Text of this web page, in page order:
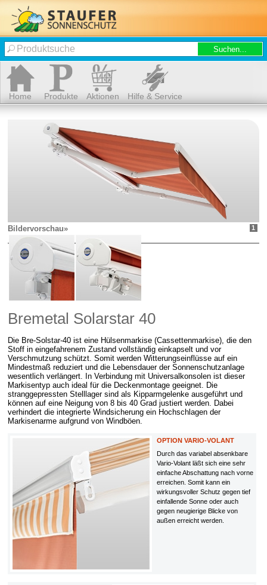
Home Produkte Aktionen Hilfe & Service
Bildervorschau» 1
Bremetal Solarstar 40
Die Bre-Solstar-40 ist eine Hülsenmarkise (Cassettenmarkise), die den
Stoff in eingefahrenem Zustand vollständig einkapselt und vor
Verschmutzung schützt. Somit werden Witterungseinflüsse auf ein
Mindestmaß reduziert und die Lebensdauer der Sonnenschutzanlage
wesentlich verlängert. In Verbindung mit Universalkonsolen ist dieser
Markisentyp auch ideal für die Deckenmontage geeignet. Die
stranggepressten Stelllager sind als Kipparmgelenke ausgeführt und
können auf eine Neigung von 8 bis 40 Grad justiert werden. Dabei
verhindert die integrierte Windsicherung ein Hochschlagen der
Markisenarme aufgrund von Windböen.
OPTION VARIO-VOLANT
Durch das variabel absenkbare
Vario-Volant läßt sich eine sehr
einfache Abschattung nach vorne
erreichen. Somit kann ein
wirkungsvoller Schutz gegen tief
einfallende Sonne oder auch
gegen neugierige Blicke von
außen erreicht werden.